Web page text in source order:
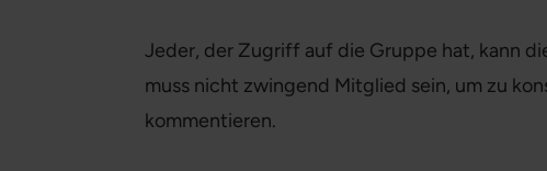
Jeder, der Zugriff auf die Gruppe hat, kann
muss nicht zwingend Mitglied sein, um zu
kommentieren.